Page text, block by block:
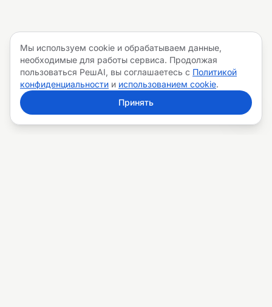
Мы используем cookie и обрабатываем данные,
необходимые для работы сервиса. Продолжая
пользоваться РешAI, вы соглашаетесь с Политикой
конфиденциальности и использованием cookie.
Принять